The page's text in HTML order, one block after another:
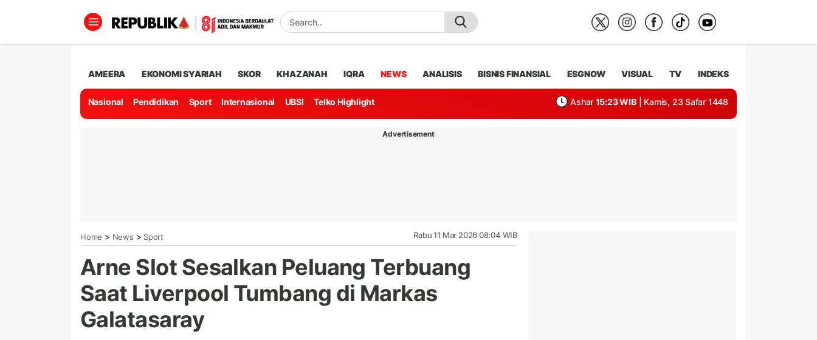
AMEERA EKONOMI SYARIAH SKOR KHAZANAH IQRA NEWS ANALISIS BISNIS FINANSIAL ESGNOW VISUAL TV INDEKS
Nasional Pendidikan Sport Internasional UBSI Telko Highlight Ashar 15:23 WIB | Kamis, 23 Safar 1448
Advertisement
Home > News > Sport Rabu 11 Mar 2026 08:04 WIB
Arne Slot Sesalkan Peluang Terbuang
Saat Liverpool Tumbang di Markas
Galatasaray